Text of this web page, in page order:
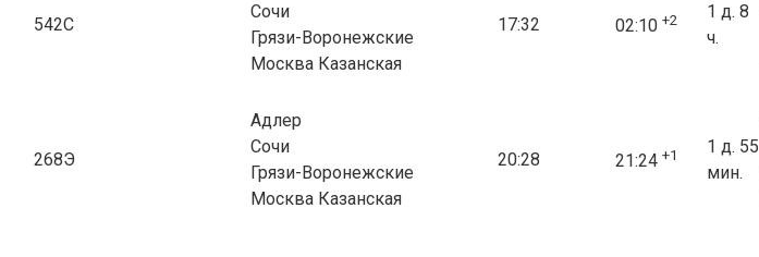
542С
Сочи
Грязи-Воронежские
Москва Казанская
17:32 02:10 +2
1 д. 8
ч.
268Э
Адлер
Сочи
Грязи-Воронежские
Москва Казанская
20:28 21:24 +1
1 д. 55
мин.